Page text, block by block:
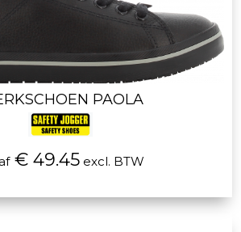
PAOLA
€ 49.45 excl. BTW